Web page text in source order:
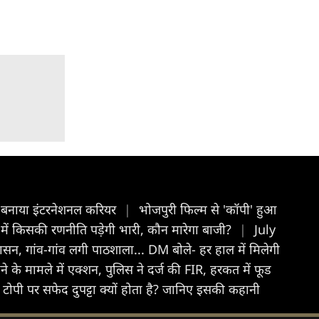
इंटरनेशनल करियर |
भोजपुरी फिल्म से 'कॉपी' हुआ
किसकी रणनीति पड़ेगी भारी, कौन मारेगा बाजी? |
July
गांव-गांव लगी पाठशाला... DM बोले- हर हाल में मिलेगी
के मामले में एक्शन, पुलिस ने दर्ज की FIR, हरकत में फूड
पर सफेद दुपट्टा क्यों होता है? जानिए इसकी कहानी